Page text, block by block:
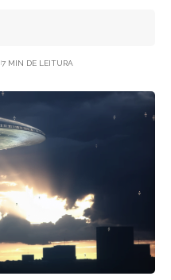
7 MIN DE LEITURA